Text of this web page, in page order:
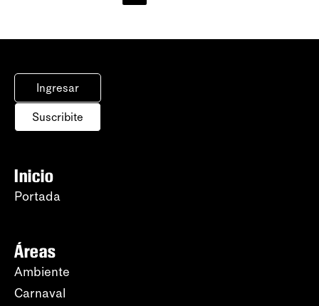
Ingresar
Suscribite
Inicio
Portada
Áreas
Ambiente
Carnaval